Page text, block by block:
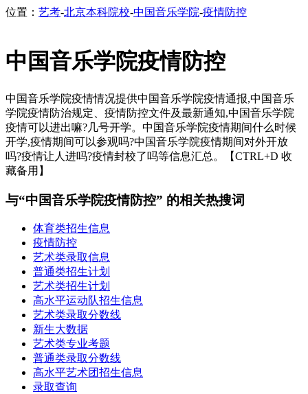
位置： 艺考-北京本科院校-中国音乐学院-疫情防控
中国音乐学院疫情防控
中国音乐学院疫情情况提供中国音乐学院疫情通报,中国音乐
学院疫情防治规定、疫情防控文件及最新通知,中国音乐学院
疫情可以进出嘛?几号开学。中国音乐学院疫情期间什么时候
开学,疫情期间可以参观吗?中国音乐学院疫情期间对外开放
吗?疫情让人进吗?疫情封校了吗等信息汇总。【CTRL+D 收
藏备用】
与“中国音乐学院疫情防控” 的相关热搜词
体育类招生信息
疫情防控
艺术类录取信息
普通类招生计划
艺术类招生计划
高水平运动队招生信息
艺术类录取分数线
新生大数据
艺术类专业考题
普通类录取分数线
高水平艺术团招生信息
录取查询